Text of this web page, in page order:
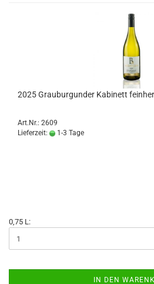
2025 Grauburgunder Kabinett
Art.Nr.: 2609
Lieferzeit:
1-3 Tage
0,75 L:
IN DEN